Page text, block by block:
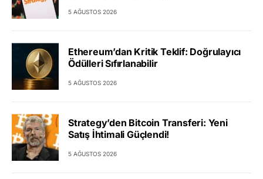
5 AĞUSTOS 2026
Ethereum’dan Kritik Teklif: Doğrulayıcı
Ödülleri Sıfırlanabilir
5 AĞUSTOS 2026
Strategy’den Bitcoin Transferi: Yeni
Satış İhtimali Güçlendi!
5 AĞUSTOS 2026